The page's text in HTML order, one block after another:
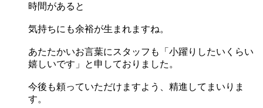
時間があると
気持ちにも余裕が生まれますね。
あたたかいお言葉にスタッフも「小躍りしたいくらい
嬉しいです」と申しておりました。
今後も頼っていただけますよう、精進してまいりま
す。